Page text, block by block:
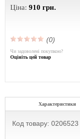
Ціна: 910 грн.
(0)
Чи задоволені покупкою?
Оцініть цей товар
Характеристики
Код товару: 0206523